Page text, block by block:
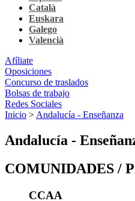
Català
Euskara
Galego
Valencià
Afíliate
Oposiciones
Concurso de traslados
Bolsas de trabajo
Redes Sociales
Inicio > Andalucía - Enseñanza
Andalucía -
COMUNIDADES /
CCAA